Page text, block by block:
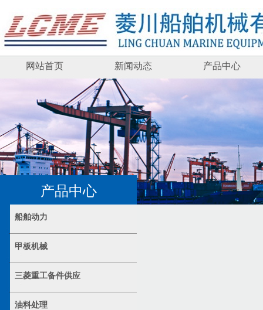
网站首页 新闻动态 产品中心
产品中心
船舶动力
甲板机械
三菱重工备件供应
油料处理